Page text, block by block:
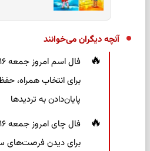
آنچه دیگران می‌خوانند
برای انتخاب همراه،
پایان‌دادن به تردیدها
برای دیدن فرصت‌های